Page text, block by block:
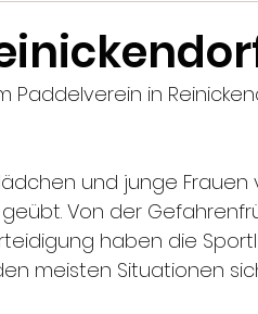
Paddelverein in
und junge Frauen
Von der
haben die
meisten Situationen